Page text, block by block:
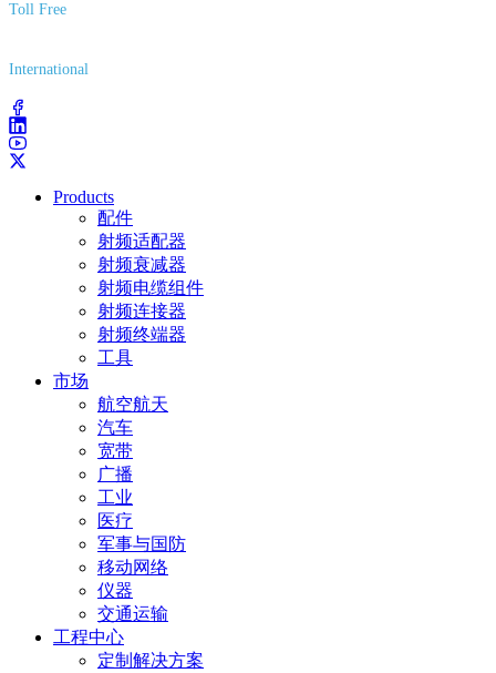
Toll Free
International
Products
配件
射频适配器
射频衰减器
射频电缆组件
射频连接器
射频终端器
工具
市场
航空航天
汽车
宽带
广播
工业
医疗
军事与国防
移动网络
仪器
交通运输
工程中心
定制解决方案